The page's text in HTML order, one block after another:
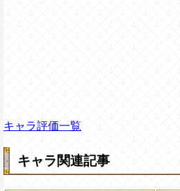
キャラ評価一覧
キャラ関連記事